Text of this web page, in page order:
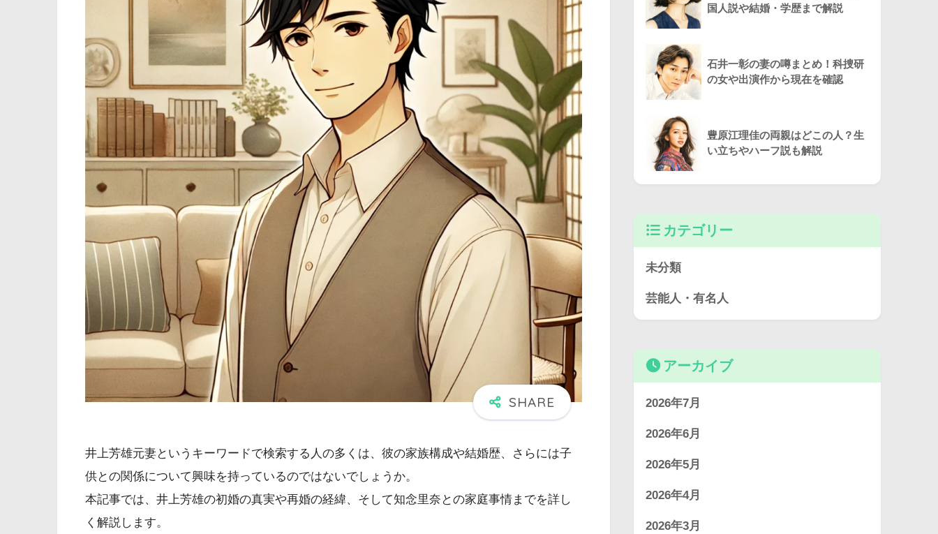
井上芳雄元妻というキーワードで検索する人の多くは、彼の家族構成や結婚歴、さらには子
供との関係について興味を持っているのではないでしょうか。
本記事では、井上芳雄の初婚の真実や再婚の経緯、そして知念里奈との家庭事情までを詳し
く解説します。
国人説や結婚・学歴まで解説
石井一彰の妻の噂まとめ！科捜研
の女や出演作から現在を確認
豊原江理佳の両親はどこの人？生
い立ちやハーフ説も解説
カテゴリー
未分類
芸能人・有名人
アーカイブ
2026年7月
2026年6月
2026年5月
2026年4月
2026年3月